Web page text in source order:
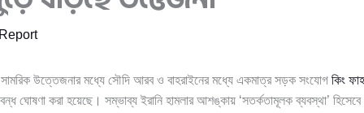
সামরিক উত্তেজনার মধ্যে সৌদি আরব ও বাহরাইনের মধ্যে একমাত্র সড়ক সংযোগ কিং
ঘোষণা করা হয়েছে। সম্ভাব্য ইরানি হামলার আশঙ্কায় ‘সতর্কতামূলক ব্যবস্থা’